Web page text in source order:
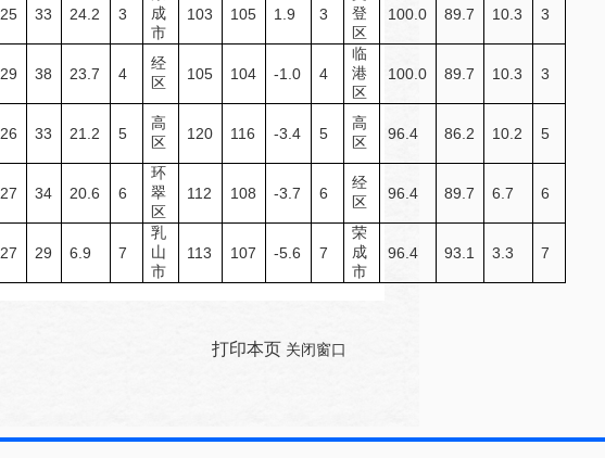
25 33 24.2 3
成
市
103 105 1.9 3
登
区
100.0 89.7 10.3 3
29 38 23.7 4
经
区
105 104 -1.0 4
临
港
区
100.0 89.7 10.3 3
26 33 21.2 5
高
区
120 116 -3.4 5
高
区
96.4 86.2 10.2 5
27 34 20.6 6
环
翠
区
112 108 -3.7 6
经
区
96.4 89.7 6.7 6
27 29 6.9 7
乳
山
市
113 107 -5.6 7
荣
成
市
96.4 93.1 3.3 7
打印本页 关闭窗口